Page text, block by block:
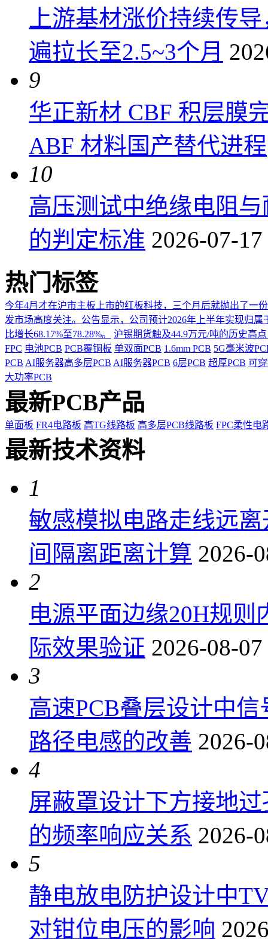
上游基材涨价持续传
遍拉长至2.5~3个月
9
华正新材 CBF 积层膜
ABF 材料国产替代进程
10
高压测试中绝缘电阻
的判定标准 2026-07-17
热门标签
今年4月才在沪市主板上市的红板科技，三个月后就抛出了一
发市场高度关注。公告显示，公司预计2026年上半年实现归
比增长68.17%至78.28%。
沪锡期货触及44.9万元/吨的历史高
FPC 电池PCB PCB覆铜板 单双面PCB 1.6mm PCB 5G毫米波
PCB AI服务器高多层PCB AI服务器PCB 6层PCB 超厚PCB 可
大功率PCB
最新PCB产品
单面板 FR4电路板 高TG线路板 高多层PCB线路板 FPC柔性电
最新技术资料
1
敏感模拟电路走线远
间隔离距离计算 2026-
2
电源平面边缘20H规
际效果验证 2026-08-
3
高速PCB叠层设计中
路径电感的改善 2026-
4
屏蔽罩设计下方接地
的频率响应关系 2026-
5
静电放电防护设计中
对钳位电压的影响